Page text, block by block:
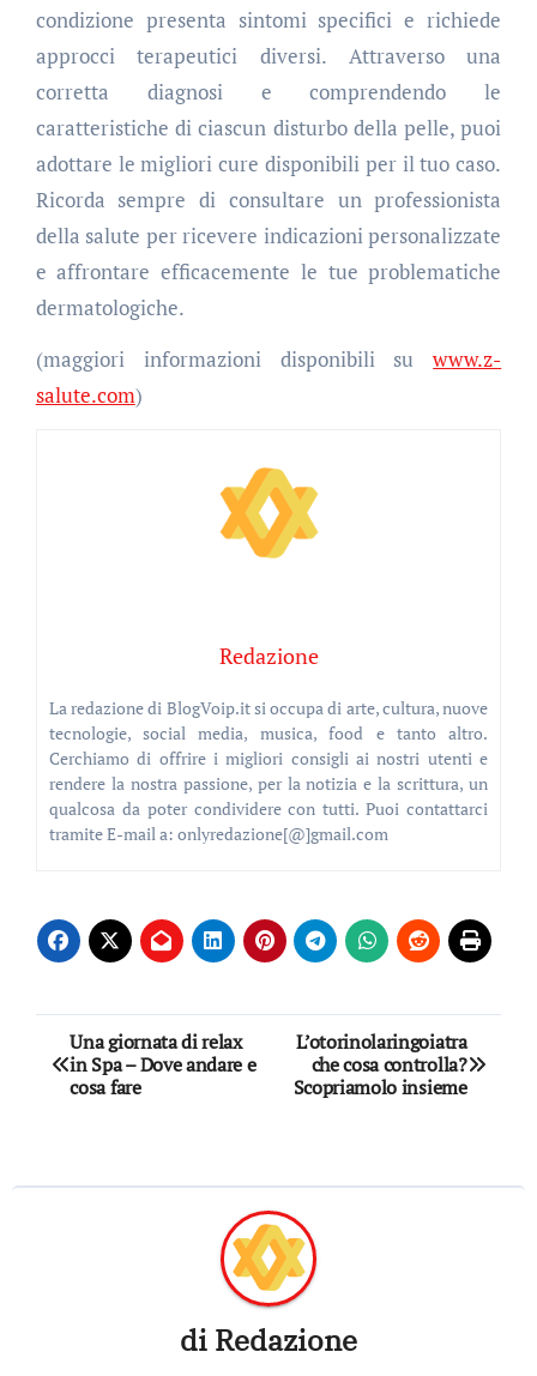
condizione presenta sintomi specifici e richiede
approcci terapeutici diversi. Attraverso una
corretta diagnosi e comprendendo le
caratteristiche di ciascun disturbo della pelle, puoi
adottare le migliori cure disponibili per il tuo caso.
Ricorda sempre di consultare un professionista
della salute per ricevere indicazioni personalizzate
e affrontare efficacemente le tue problematiche
dermatologiche.
(maggiori informazioni disponibili suwww.z-
salute.com)
Redazione
La redazione di BlogVoip.it si occupa di arte, cultura, nuove
tecnologie, social media, musica, food e tanto altro.
Cerchiamo di offrire i migliori consigli ai nostri utenti e
rendere la nostra passione, per la notizia e la scrittura, un
qualcosa da poter condividere con tutti. Puoi contattarci
tramite E-mail a: onlyredazione[@]gmail.com
Navigazione
articoli
Una giornata di relax
in Spa – Dove andare e
cosa fare
L’otorinolaringoiatra
che cosa controlla?
Scopriamolo insieme
di Redazione